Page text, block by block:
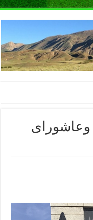
وعاشورای